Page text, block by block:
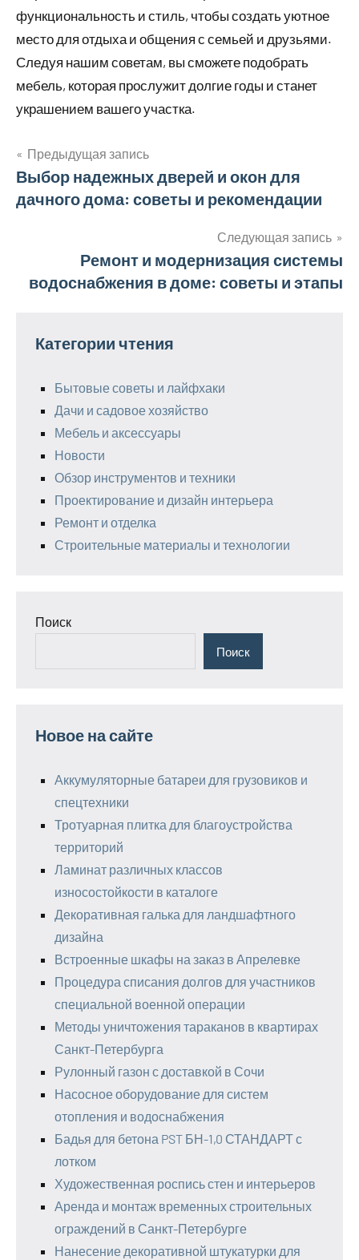
функциональность и стиль, чтобы создать уютное
место для отдыха и общения с семьей и друзьями.
Следуя нашим советам, вы сможете подобрать
мебель, которая прослужит долгие годы и станет
украшением вашего участка.
Навигация
по
Предыдущая запись
Выбор надежных дверей и окон для
дачного дома: советы и рекомендации
Следующая запись
Ремонт и модернизация системы
водоснабжения в доме: советы и этапы
Категории чтения
Бытовые советы и лайфхаки
Дачи и садовое хозяйство
Мебель и аксессуары
Новости
Обзор инструментов и техники
Проектирование и дизайн интерьера
Ремонт и отделка
Строительные материалы и технологии
Поиск
Поиск
Новое на сайте
Аккумуляторные батареи для грузовиков и
спецтехники
Тротуарная плитка для благоустройства
территорий
Ламинат различных классов
износостойкости в каталоге
Декоративная галька для ландшафтного
дизайна
Встроенные шкафы на заказ в Апрелевке
Процедура списания долгов для участников
специальной военной операции
Методы уничтожения тараканов в квартирах
Санкт-Петербурга
Рулонный газон с доставкой в Сочи
Насосное оборудование для систем
отопления и водоснабжения
Бадья для бетона PST БН-1,0 СТАНДАРТ с
лотком
Художественная роспись стен и интерьеров
Аренда и монтаж временных строительных
ограждений в Санкт-Петербурге
Нанесение декоративной штукатурки для